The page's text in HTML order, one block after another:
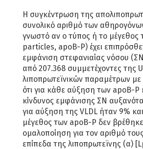
Η συγκέντρωση της
συνολικό αριθμό των
γνωστό αν ο τύπος ή το μέγεθος
particles, apoB-P) έχει
εμφάνιση στεφανιαίας νόσου
από 207.368 συμμετέχοντες της
λιποπρωτεϊνικών παραμέτρων
ότι για κάθε αύξηση των apoB-
κίνδυνος εμφάνισης ΣΝ
για αύξηση της VLDL ήταν 9%
μέγεθος των apoB-P δεν
ομαλοποίηση για τον αριθμό
επίπεδα της λιποπρωτεϊνης (α)